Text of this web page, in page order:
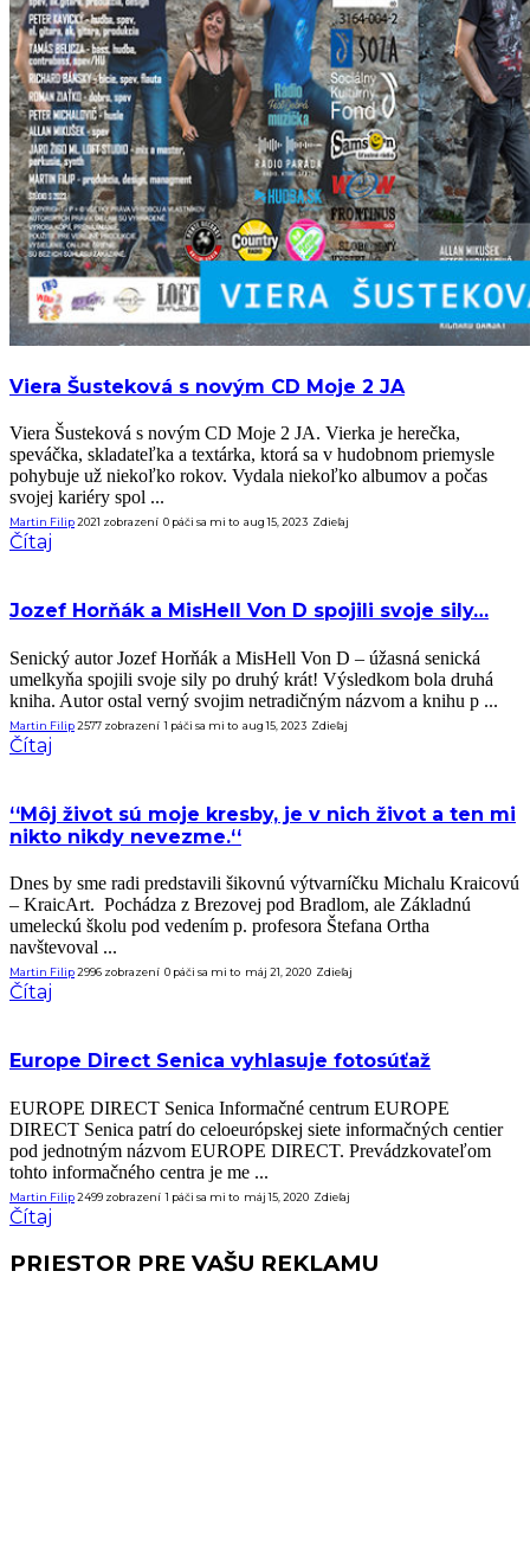
Viera Šusteková s novým CD Moje 2 JA
Viera Šusteková s novým CD Moje 2 JA. Vierka je herečka,
speváčka, skladateľka a textárka, ktorá sa v hudobnom priemysle
pohybuje už niekoľko rokov. Vydala niekoľko albumov a počas
svojej kariéry spol ...
Martin Filip2021 zobrazení 0 páči sa mi to aug 15, 2023 Zdieľaj
Čítaj
Jozef Horňák a MisHell Von D spojili svoje sily…
Senický autor Jozef Horňák a MisHell Von D – úžasná senická
umelkyňa spojili svoje sily po druhý krát! Výsledkom bola druhá
kniha. Autor ostal verný svojim netradičným názvom a knihu p ...
Martin Filip2577 zobrazení 1 páči sa mi to aug 15, 2023 Zdieľaj
Čítaj
‘‘Môj život sú moje kresby, je v nich život a ten mi
nikto nikdy nevezme.‘‘
Dnes by sme radi predstavili šikovnú výtvarníčku Michalu Kraicovú
– KraicArt. Pochádza z Brezovej pod Bradlom, ale Základnú
umeleckú školu pod vedením p. profesora Štefana Ortha
navštevoval ...
Martin Filip2996 zobrazení 0 páči sa mi to máj 21, 2020 Zdieľaj
Čítaj
Europe Direct Senica vyhlasuje fotosúťaž
EUROPE DIRECT Senica Informačné centrum EUROPE
DIRECT Senica patrí do celoeurópskej siete informačných centier
pod jednotným názvom EUROPE DIRECT. Prevádzkovateľom
tohto informačného centra je me ...
Martin Filip2499 zobrazení 1 páči sa mi to máj 15, 2020 Zdieľaj
Čítaj
PRIESTOR PRE VAŠU REKLAMU